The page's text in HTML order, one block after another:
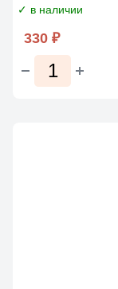
✓ в наличии
330 ₽